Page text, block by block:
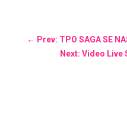
← Prev: TPO SAGA SE
Next: Video Live